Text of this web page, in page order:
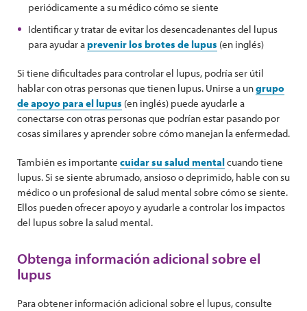
periódicamente a su médico cómo se siente
Identificar y tratar de evitar los desencadenantes del lupus
para ayudar aprevenir los brotes de lupus (en inglés)
Si tiene dificultades para controlar el lupus, podría ser útil
hablar con otras personas que tienen lupus. Unirse a ungrupo
de apoyo para el lupus (en inglés) puede ayudarle a
conectarse con otras personas que podrían estar pasando por
cosas similares y aprender sobre cómo manejan la enfermedad.
También es importante cuidar su salud mentalcuando tiene
lupus. Si se siente abrumado, ansioso o deprimido, hable con su
médico o un profesional de salud mental sobre cómo se siente.
Ellos pueden ofrecer apoyo y ayudarle a controlar los impactos
del lupus sobre la salud mental.
Obtenga información adicional sobre el
lupus
Para obtener información adicional sobre el lupus, consulte